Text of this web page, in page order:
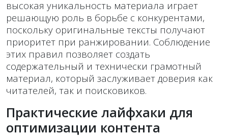
высокая уникальность материала играет
решающую роль в борьбе с конкурентами,
поскольку оригинальные тексты получают
приоритет при ранжировании. Соблюдение
этих правил позволяет создать
содержательный и технически грамотный
материал, который заслуживает доверия как
читателей, так и поисковиков.
Практические лайфхаки для
оптимизации контента